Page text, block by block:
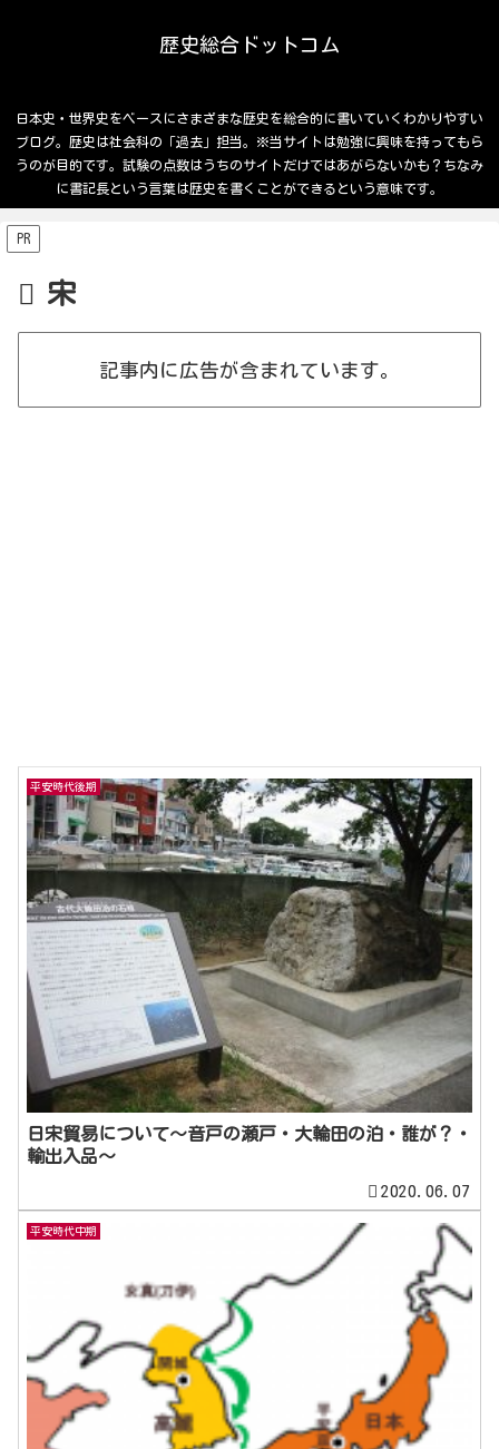
歴史総合ドットコム
日本史・世界史をベースにさまざまな歴史を総合的に書いていくわかりやすい
ブログ。歴史は社会科の「過去」担当。※当サイトは勉強に興味を持ってもら
うのが目的です。試験の点数はうちのサイトだけではあがらないかも？ちなみ
に書記長という言葉は歴史を書くことができるという意味です。
PR
宋
記事内に広告が含まれています。
平安時代後期
日宋貿易について～音戸の瀬戸・大輪田の泊・誰が？・
輸出入品～
2020.06.07
平安時代中期